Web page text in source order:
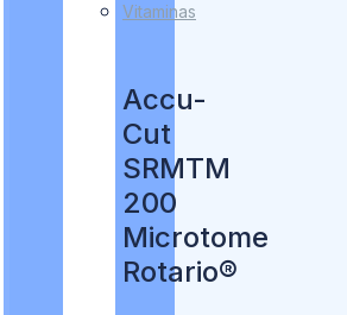
Vitaminas
Accu-
Cut
SRMTM
200
Microtome
Rotario®